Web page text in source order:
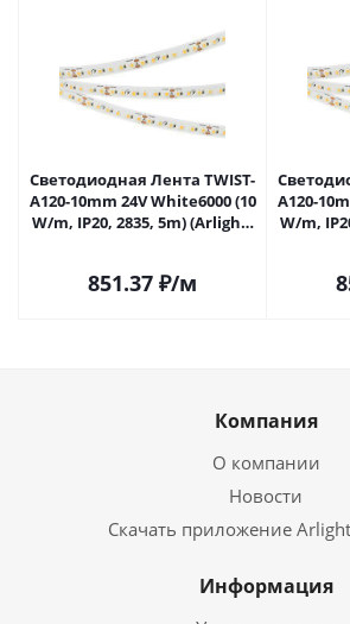
Светодиодная Лента TWIST-
A120-10mm 24V White6000 (10
W/m, IP20, 2835, 5m) (Arlight,
851.37 ₽/м
A120-
W/m,
Компания
О компании
Новости
Скачать приложение
Информация